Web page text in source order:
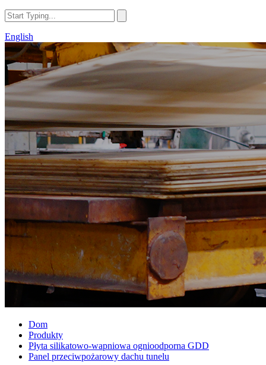
English
Dom
Produkty
Płyta silikatowo-wapniowa ognioodporna GDD
Panel przeciwpożarowy dachu tunelu